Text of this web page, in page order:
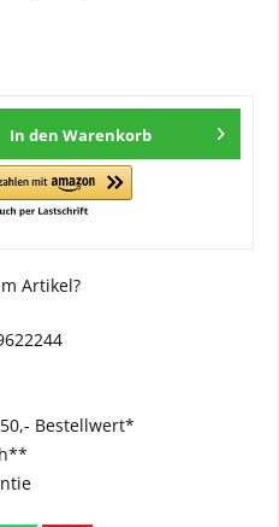
In den Warenkorb
Artikel?
Bestellwert*